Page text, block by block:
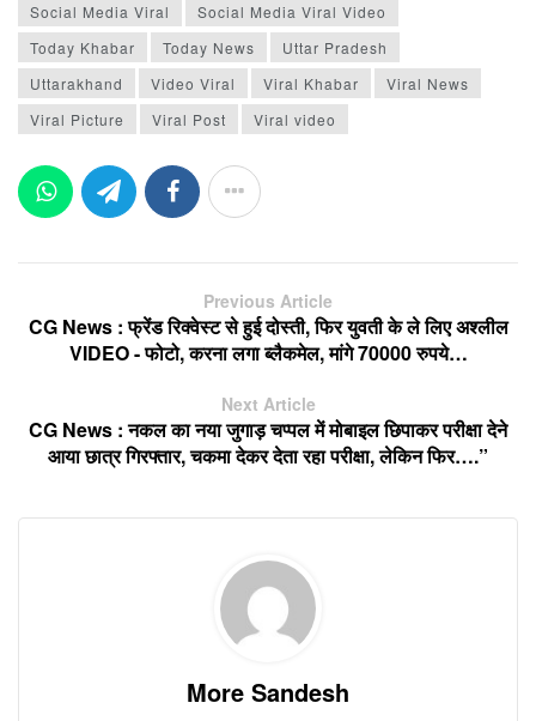
Social Media Viral
Social Media Viral Video
Today Khabar
Today News
Uttar Pradesh
Uttarakhand
Video Viral Viral Khabar
Viral News
Viral Picture
Viral Post Viral video
Previous Article
CG News : फ्रेंड रिक्वेस्ट से हुई दोस्ती, फिर युवती के ले लिए अश्लील
VIDEO - फोटो, करना लगा ब्लैकमेल, मांगे 70000 रुपये…
Next Article
CG News : नकल का नया जुगाड़ चप्पल में मोबाइल छिपाकर परीक्षा देने
आया छात्र गिरफ्तार, चकमा देकर देता रहा परीक्षा, लेकिन फिर….”
More Sandesh